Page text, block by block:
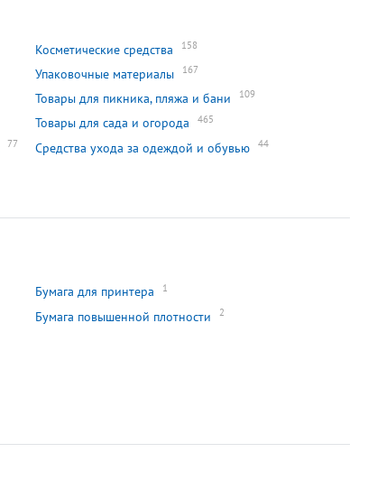
Косметические средства 158
Упаковочные материалы 167
Товары для пикника, пляжа и бани 109
Товары для сада и огорода 465
77 Средства ухода за одеждой и обувью 44
Бумага для принтера 1
Бумага повышенной плотности 2